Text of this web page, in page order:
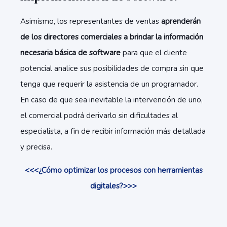
Asimismo, los representantes de ventas aprenderán
de los directores comerciales a brindar la información
necesaria básica de software para que el cliente
potencial analice sus posibilidades de compra sin que
tenga que requerir la asistencia de un programador.
En caso de que sea inevitable la intervención de uno,
el comercial podrá derivarlo sin dificultades al
especialista, a fin de recibir información más detallada
y precisa.
<<<¿Cómo optimizar los procesos con herramientas
digitales?>>>